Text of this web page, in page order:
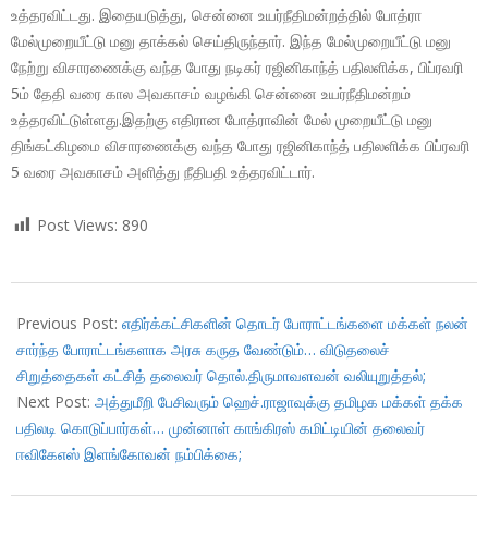
உத்தரவிட்டது. இதையடுத்து, சென்னை உயர்நீதிமன்றத்தில் போத்ரா
மேல்முறையீட்டு மனு தாக்கல் செய்திருந்தார். இந்த மேல்முறையீட்டு மனு
நேற்று விசாரணைக்கு வந்த போது நடிகர் ரஜினிகாந்த் பதிலளிக்க, பிப்ரவரி
5ம் தேதி வரை கால அவகாசம் வழங்கி சென்னை உயர்நீதிமன்றம்
உத்தரவிட்டுள்ளது.இதற்கு எதிரான போத்ராவின் மேல் முறையீட்டு மனு
திங்கட்கிழமை விசாரணைக்கு வந்த போது ரஜினிகாந்த் பதிலளிக்க பிப்ரவரி
5 வரை அவகாசம் அளித்து நீதிபதி உத்தரவிட்டார்.
Post Views: 890
01-
30
Previous Post: எதிர்க்கட்சிகளின் தொடர் போராட்டங்களை மக்கள் நலன்
சார்ந்த போராட்டங்களாக அரசு கருத வேண்டும்… விடுதலைச்
சிறுத்தைகள் கட்சித் தலைவர் தொல்.திருமாவளவன் வலியுறுத்தல்;
Next Post: அத்துமீறி பேசிவரும் ஹெச்.ராஜாவுக்கு தமிழக மக்கள் தக்க
பதிலடி கொடுப்பார்கள்… முன்னாள் காங்கிரஸ் கமிட்டியின் தலைவர்
ஈவிகேஎஸ் இளங்கோவன் நம்பிக்கை;